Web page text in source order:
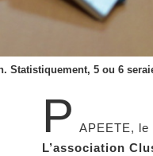
Statistiquement, 5 ou 6
P APEETE, le
L’association